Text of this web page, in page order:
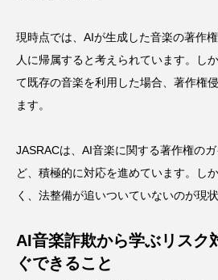
現時点では、AIが生成した音楽の著作
人に帰属すると考えられています。し
て既存の音楽を利用した場合、著作権
ます。
JASRACは、AI音楽に関する著作権の
ど、積極的に対応を進めています。し
く、法整備が追いついていないのが現状
AI音楽詐欺から学ぶリスク
ぐできること